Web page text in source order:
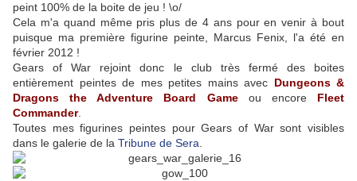
peint 100% de la boite de jeu ! \o/
Cela m'a quand même pris plus de 4 ans pour en venir à bout
puisque ma première figurine peinte, Marcus Fenix, l'a été en
février 2012 !
Gears of War rejoint donc le club très fermé des boites
entièrement peintes de mes petites mains avec Dungeons &
Dragons the Adventure Board Gameou encore Fleet
Commander.
Toutes mes figurines peintes pour Gears of War sont visibles
dans le galerie de la Tribune de Sera